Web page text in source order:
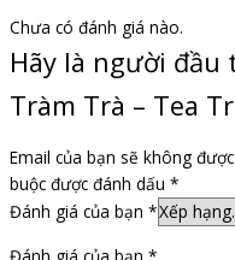
Chưa có đánh giá nào.
Hãy là người đầu
Tràm Trà – Tea
Email của bạn sẽ không
buộc được đánh dấu *
Đánh giá của bạn *
Đánh giá của bạn *